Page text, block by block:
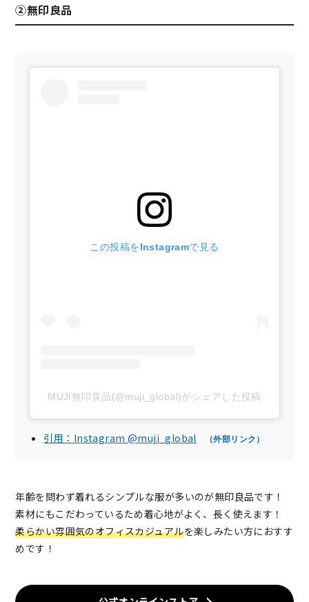
②無印良品
この投稿をInstagramで見る
MUJI無印良品(@muji_global)がシェアした投稿
引用：Instagram @muji_global （外部リンク）
年齢を問わず着れるシンプルな服が多いのが無印良品です！
素材にもこだわっているため着心地がよく、長く使えます！
柔らかい雰囲気のオフィスカジュアルを楽しみたい方におすす
めです！